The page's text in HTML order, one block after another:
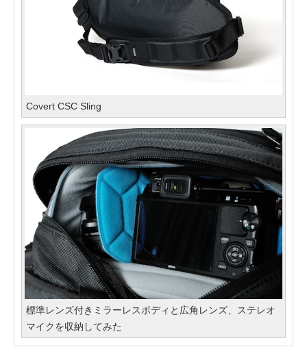
Covert CSC Sling
標準レンズ付きミラーレスボディと広角レンズ、ステレオ
マイクを収納してみた